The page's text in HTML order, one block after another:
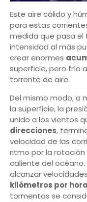
Este aire cálido y
para estas
medida que pasa el
intensidad al más
crear enormes
superficie, pero frío
torrente de aire.
Del mismo modo, a
la superficie, la
unido a los vientos
direcciones,
velocidad de las
ritmo por la rotación
caliente del
alcanzar
kilómetros por hora
tormentas se